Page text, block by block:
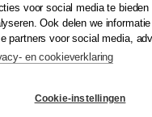
van Sociaal
Ellen Luteijn,Harma
voor social media te
Ook delen we
partners voor social media,
en cookieverklaring
Cookie-instellingen